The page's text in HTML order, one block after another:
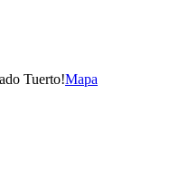
Tuerto!Mapa